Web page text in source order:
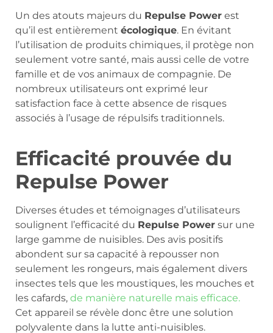
Un des atouts majeurs du Repulse Power est
qu’il est entièrement écologique. En évitant
l’utilisation de produits chimiques, il protège non
seulement votre santé, mais aussi celle de votre
famille et de vos animaux de compagnie. De
nombreux utilisateurs ont exprimé leur
satisfaction face à cette absence de risques
associés à l’usage de répulsifs traditionnels.
Efficacité prouvée du
Repulse Power
Diverses études et témoignages d’utilisateurs
soulignent l’efficacité du Repulse Power sur une
large gamme de nuisibles. Des avis positifs
abondent sur sa capacité à repousser non
seulement les rongeurs, mais également divers
insectes tels que les moustiques, les mouches et
les cafards, de manière naturelle mais efficace.
Cet appareil se révèle donc être une solution
polyvalente dans la lutte anti-nuisibles.